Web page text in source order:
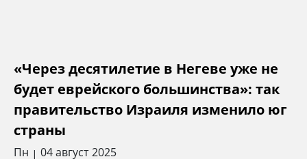
«Через десятилетие в Негеве уже не
будет еврейского большинства»: так
правительство Израиля изменило юг
страны
Пн | 04 август 2025